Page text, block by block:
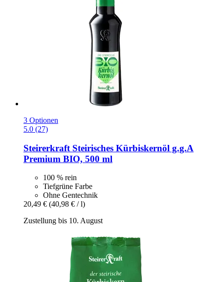
3 Optionen
5.0 (27)
Steirerkraft Steirisches Kürbiskernöl g.g.A
Premium BIO, 500 ml
100 % rein
Tiefgrüne Farbe
Ohne Gentechnik
20,49 € (40,98 € / l)
Zustellung bis 10. August